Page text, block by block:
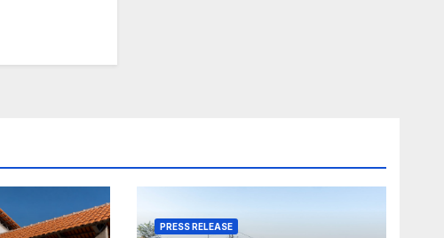
PRESS RELEASE